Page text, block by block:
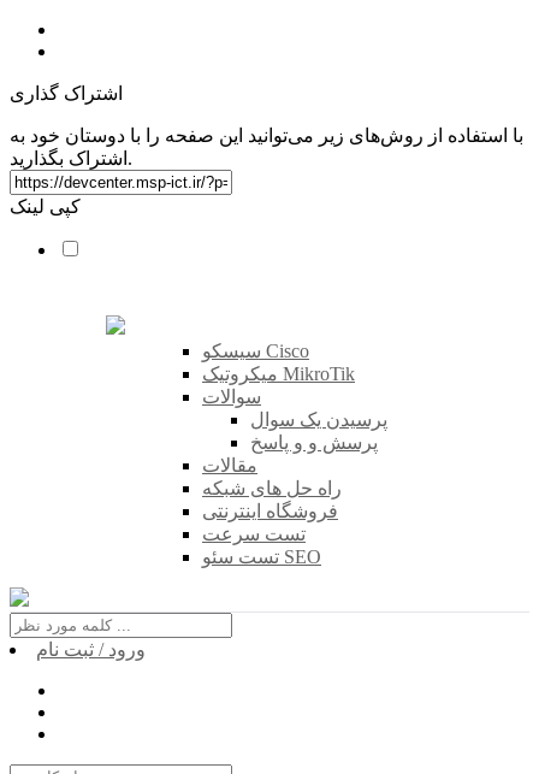
اشتراک گذاری
با استفاده از روش‌های زیر می‌توانید این صفحه را با دوستان خود به
اشتراک بگذارید.
کپی لینک
سیسکو Cisco
میکروتیک MikroTik
سوالات
پرسیدن یک سوال
پرسش و و پاسخ
مقالات
راه حل های شبکه
فروشگاه اینترنتی
تست سرعت
تست سئو SEO
ورود / ثبت نام